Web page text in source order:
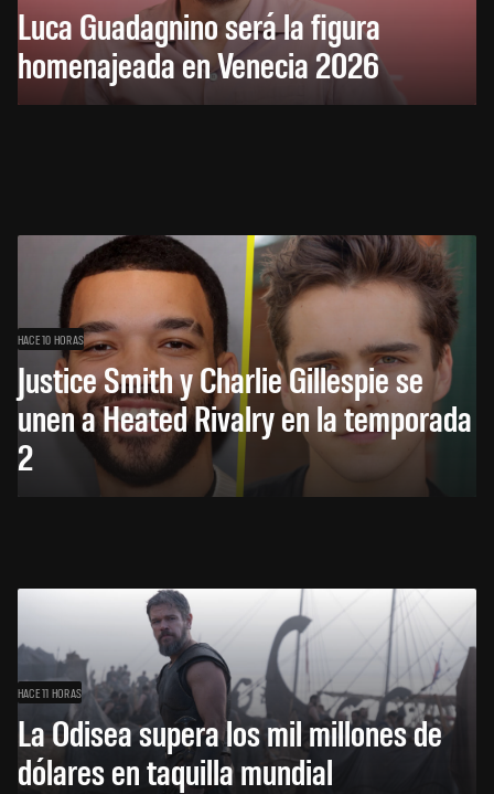
Luca Guadagnino será la figura
homenajeada en Venecia 2026
HACE 10 HORAS
Justice Smith y Charlie Gillespie se
unen a Heated Rivalry en la temporada
2
HACE 11 HORAS
La Odisea supera los mil millones de
dólares en taquilla mundial